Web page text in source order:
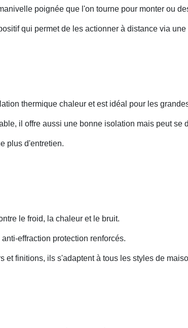
poignée que l'on tourne pour monter ou
qui permet de les actionner à distance via
thermique chaleur et est idéal pour les
il offre aussi une bonne isolation mais peut se
plus d'entretien.
le froid, la chaleur et le bruit.
effraction protection renforcés.
et finitions, ils s'adaptent à tous les styles de